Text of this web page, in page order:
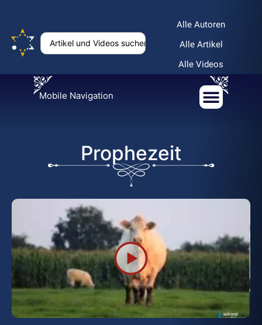
Alle Autoren
Alle Artikel
Alle Videos
Mobile Navigation
Prophezeit